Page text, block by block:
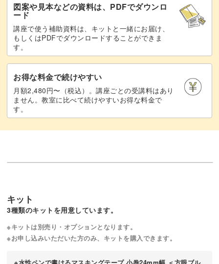
図案や見本などの資料は、PDFでダウンロ
ード
講座で使う補助資料は、キットと一緒にお届け、
もしくはPDFでダウンロードすることができま
す。
お得な料金で続けやすい
月額2,480円〜（税込）。講座ごとの受講料はあり
ません。教室に比べて続けやすいお得な料金で
す。
キット
3種類のキットを用意しています。
※キットは別売り・オプションとなります。
※お申し込みいただいた方のみ、キットを購入できます。